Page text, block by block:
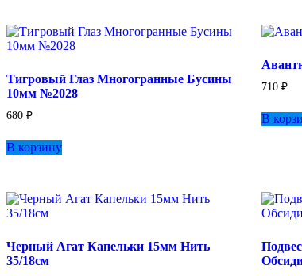
Тигровый Глаз Многогранные Бусины
10мм №2028
680 ₽
В корзину
710₽
В
Черный Агат Капельки 15мм Нить
35/18см